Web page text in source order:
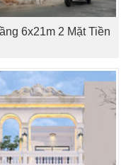
6x21m 2 Mặt Tiền